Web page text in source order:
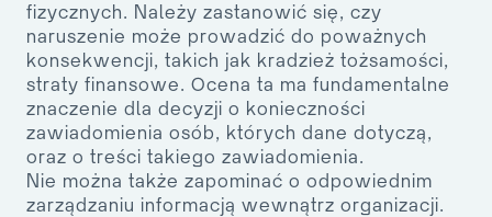
fizycznych. Należy zastanowić się, czy
naruszenie może prowadzić do poważnych
konsekwencji, takich jak kradzież tożsamości,
straty finansowe. Ocena ta ma fundamentalne
znaczenie dla decyzji o konieczności
zawiadomienia osób, których dane dotyczą,
oraz o treści takiego zawiadomienia.
Nie można także zapominać o odpowiednim
zarządzaniu informacją wewnątrz organizacji.